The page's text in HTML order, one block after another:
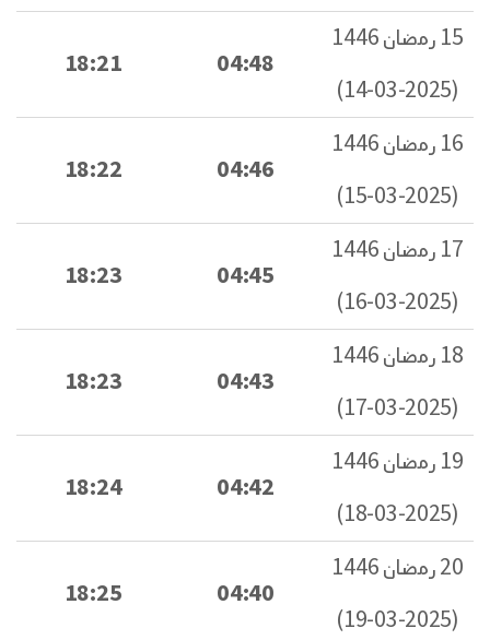
15 رمضان 1446
(2025-03-14)
04:48
18:21
16 رمضان 1446
(2025-03-15)
04:46
18:22
17 رمضان 1446
(2025-03-16)
04:45
18:23
18 رمضان 1446
(2025-03-17)
04:43
18:23
19 رمضان 1446
(2025-03-18)
04:42
18:24
20 رمضان 1446
(2025-03-19)
04:40
18:25